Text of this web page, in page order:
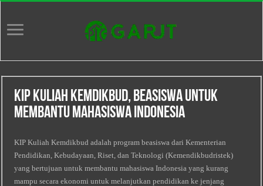
KIP Kuliah Kemdikbud, Beasiswa untuk
Membantu Mahasiswa Indonesia
KIP Kuliah Kemdikbud adalah program beasiswa dari Kementerian
Pendidikan, Kebudayaan, Riset, dan Teknologi (Kemendikbudristek)
yang bertujuan untuk membantu mahasiswa Indonesia yang kurang
mampu secara ekonomi untuk melanjutkan pendidikan ke jenjang